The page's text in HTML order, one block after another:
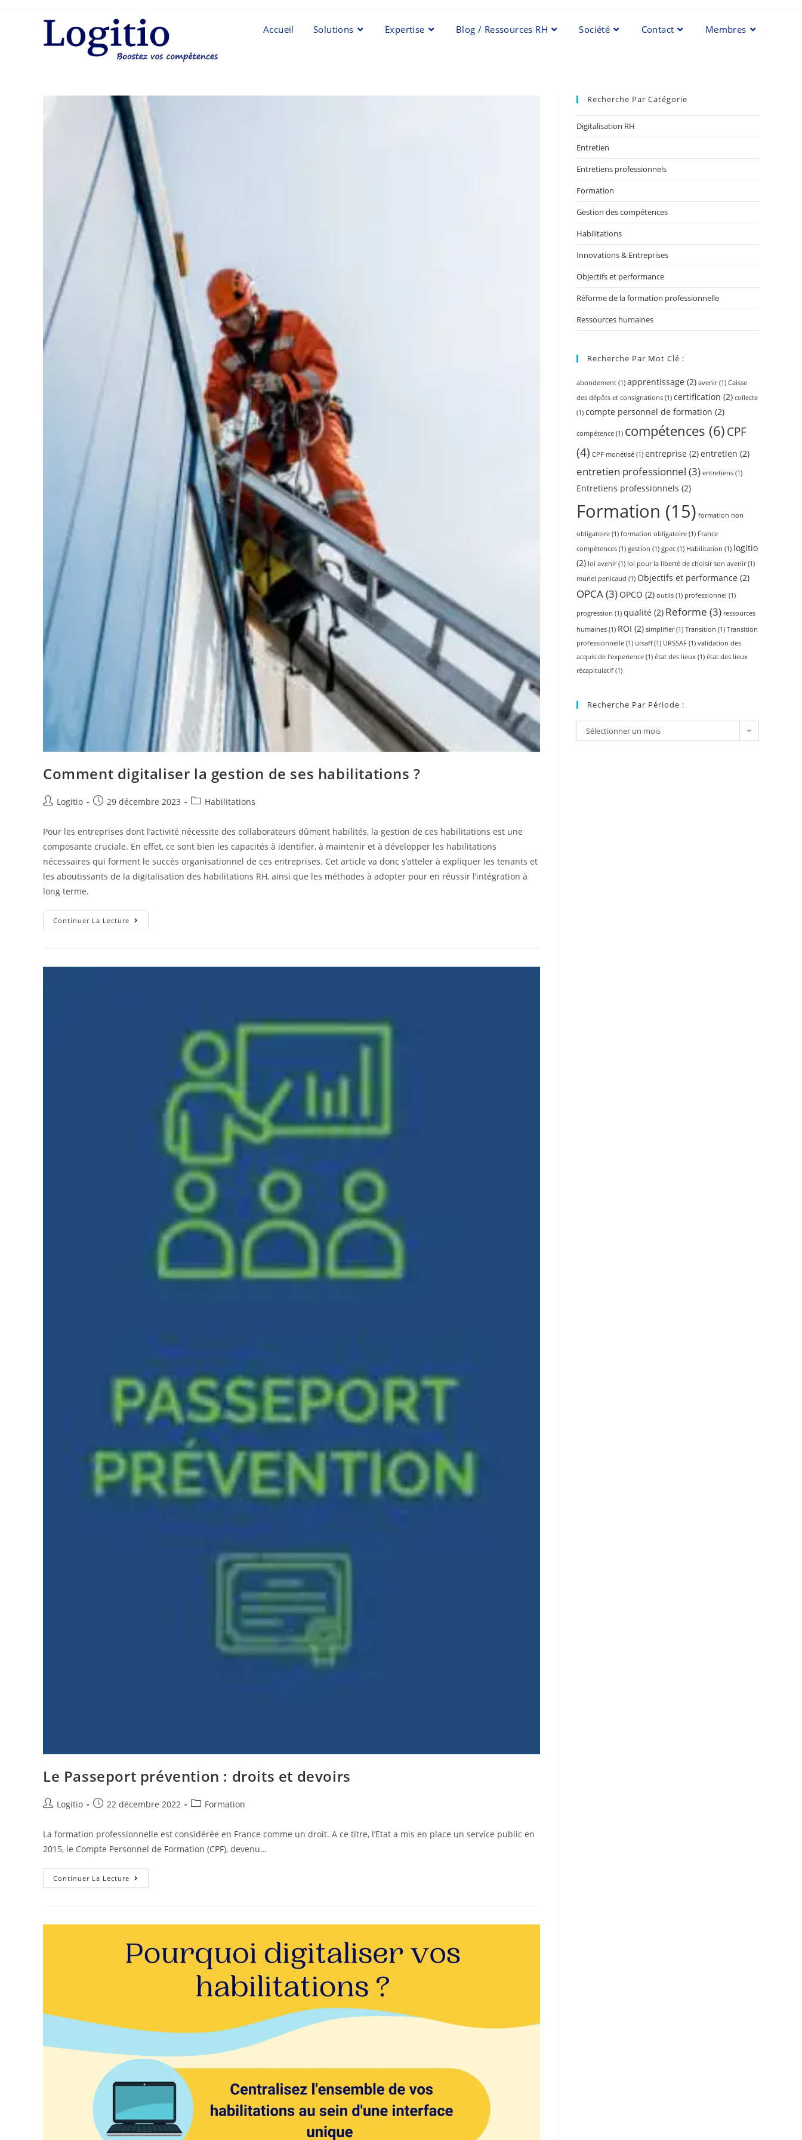
Accueil Solutions Expertise Blog / Ressources RH Société Contact Membres
Comment digitaliser la gestion de ses habilitations ?
Logitio 29 décembre 2023 Habilitations
Pour les entreprises dont l’activité nécessite des collaborateurs dûment habilités, la gestion de ces habilitations est une
composante cruciale. En effet, ce sont bien les capacités à identifier, à maintenir et à développer les habilitations
nécessaires qui forment le succès organisationnel de ces entreprises. Cet article va donc s’atteler à expliquer les tenants et
les aboutissants de la digitalisation des habilitations RH, ainsi que les méthodes à adopter pour en réussir l’intégration à
long terme.
Continuer La Lecture
Le Passeport prévention : droits et devoirs
Logitio 22 décembre 2022 Formation
La formation professionnelle est considérée en France comme un droit. A ce titre, l’Etat a mis en place un service public en
2015, le Compte Personnel de Formation (CPF), devenu…
Continuer La Lecture
Recherche Par Catégorie
Digitalisation RH
Entretien
Entretiens professionnels
Formation
Gestion des compétences
Habilitations
Innovations & Entreprises
Objectifs et performance
Réforme de la formation professionnelle
Ressources humaines
Recherche Par Mot Clé :
abondement (1) apprentissage (2) avenir(1) Caisse
des dépôts et consignations (1) certification (2) collecte
(1) compte personnel de formation (2)
compétence (1) compétences (6)CPF
(4) CPF monétisé (1) entreprise (2)entretien (2)
entretien professionnel (3) entretiens (1)
Entretiens professionnels (2)
Formation (15) formation non
obligatoire (1) formation obligatoire (1) France
compétences (1) gestion (1) gpec (1) Habilitation (1) logitio
(2) loi avenir(1) loi pour la liberté de choisir son avenir(1)
muriel penicaud (1) Objectifs et performance (2)
OPCA(3) OPCO (2) outils (1) professionnel (1)
progression (1) qualité (2) Reforme (3) ressources
humaines (1) ROI (2) simplifier(1) Transition (1) Transition
professionnelle (1) ursaff(1) URSSAF (1) validation des
acquis de l'experience (1) état des lieux (1) état des lieux
récapitulatif (1)
Recherche Par Période :
Sélectionner un mois